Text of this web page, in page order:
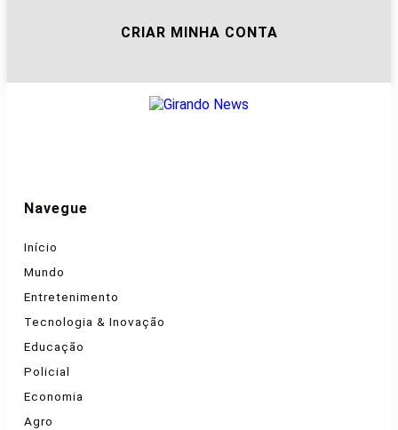
CRIAR MINHA CONTA
Navegue
Início
Mundo
Entretenimento
Tecnologia & Inovação
Educação
Policial
Economia
Agro